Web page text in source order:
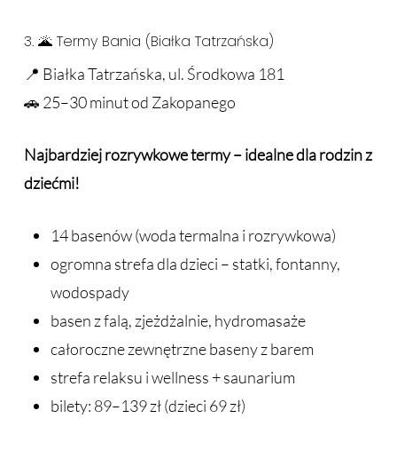
3. 🌋 Termy Bania (Białka Tatrzańska)
📍 Białka Tatrzańska, ul. Środkowa 181
🚗 25–30 minut od Zakopanego
Najbardziej rozrywkowe termy – idealne dla rodzin z
dziećmi!
14 basenów (woda termalna i rozrywkowa)
ogromna strefa dla dzieci – statki, fontanny,
wodospady
basen z falą, zjeżdżalnie, hydromasaże
całoroczne zewnętrzne baseny z barem
strefa relaksu i wellness + saunarium
bilety: 89–139 zł (dzieci 69 zł)